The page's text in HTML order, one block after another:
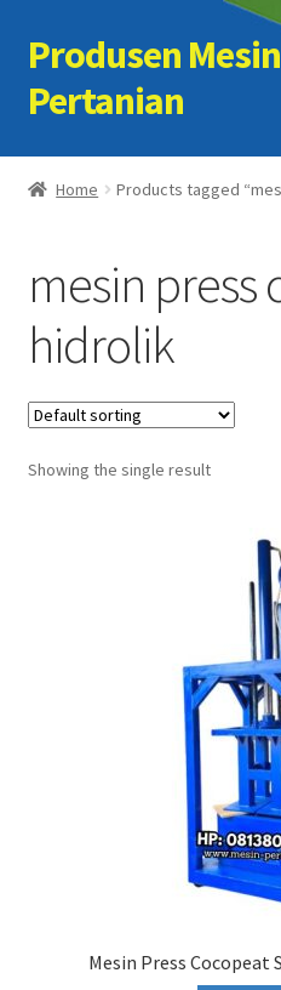
Skip
to
navigation
Skip
to
content
Produsen Mesin
Pertanian
Home
Cart
Checkout
Kontak Kami
My account
Home Products tagged
mesin press
hidrolik
Showing the single result
Mesin Press